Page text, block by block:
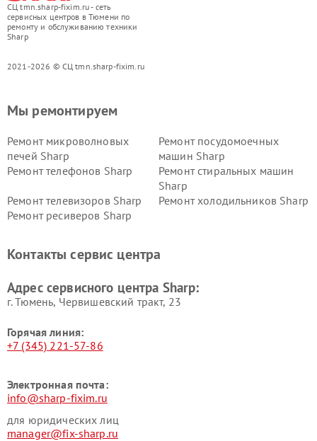
СЦ tmn.sharp-fixim.ru - сеть
сервисных центров в Тюмени по
ремонту и обслуживанию техники
Sharp
2021-2026 © СЦ tmn.sharp-fixim.ru
Мы ремонтируем
Ремонт микроволновых
печей Sharp
Ремонт посудомоечных
машин Sharp
Ремонт телефонов Sharp
Ремонт стиральных машин
Sharp
Ремонт телевизоров Sharp
Ремонт холодильников Sharp
Ремонт ресиверов Sharp
Контакты сервис центра
Адрес сервисного центра Sharp:
г. Тюмень, ​Червишевский тракт, 23
Горячая линия:
+7 (345) 221-57-86
Электронная почта:
info@sharp-fixim.ru
для юридических лиц
manager@fix-sharp.ru